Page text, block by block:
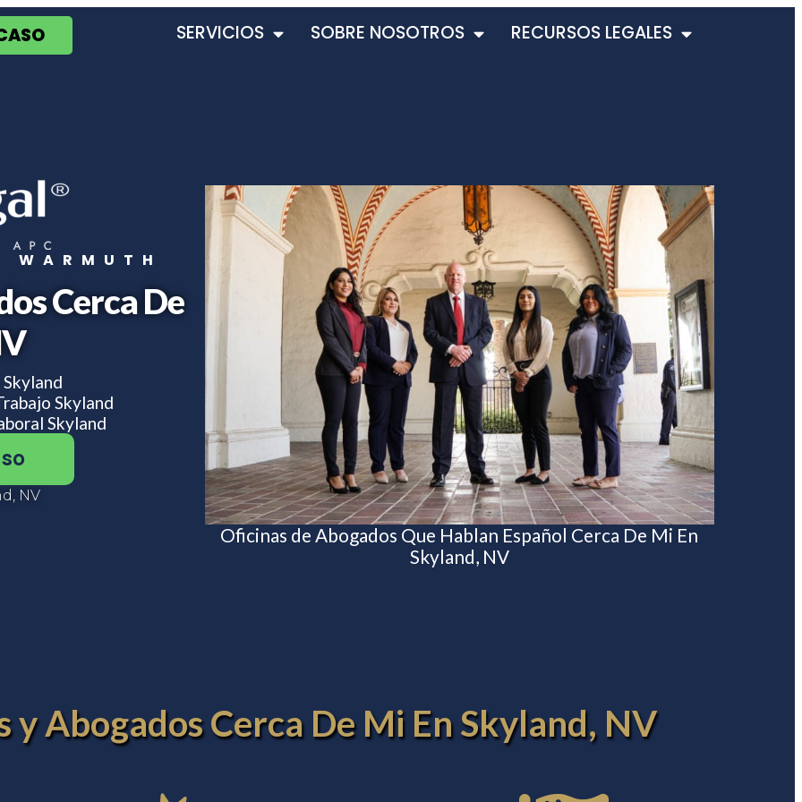
SERVICIOS SOBRE NOSOTROS RECURSOS LEGALES
Cerca De
Skyland
Skyland
NV
Oficinas de Abogados Que Hablan Español Cerca De Mi En
Skyland, NV
y Abogados Cerca De Mi En Skyland, NV